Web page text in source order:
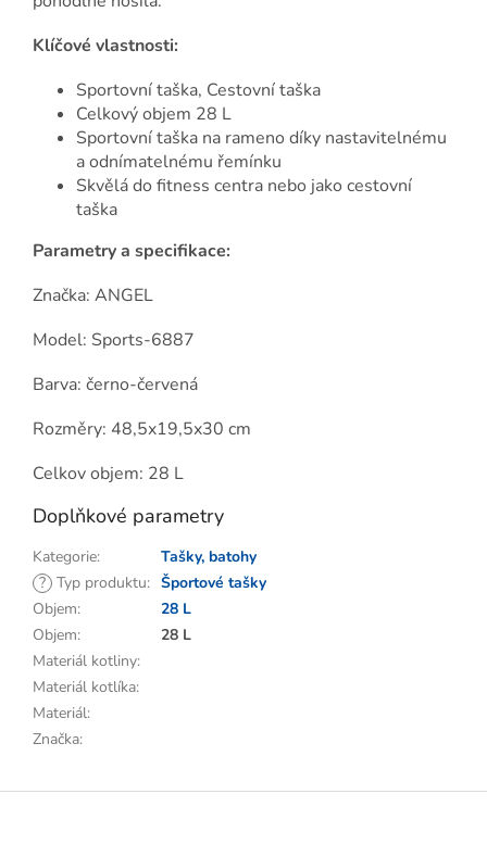
Klíčové vlastnosti:
Sportovní taška, Cestovní taška
Celkový objem 28 L
Sportovní taška na rameno díky nastavitelnému
a odnímatelnému řemínku
Skvělá do fitness centra nebo jako cestovní
taška
Parametry a specifikace:
Značka: ANGEL
Model: Sports-6887
Barva: černo-červená
Rozměry: 48,5x19,5x30 cm
Celkov objem: 28 L
Doplňkové parametry
Kategorie:
Tašky, batohy
? Typ produktu: Športové tašky
Objem:
28 L
Objem:
28 L
Materiál kotliny:
Materiál kotlíka:
Materiál:
Značka:
Z